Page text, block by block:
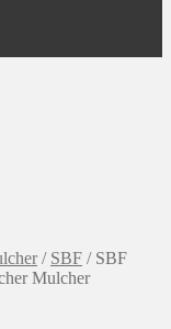
/ SBF / SBF
Mulcher